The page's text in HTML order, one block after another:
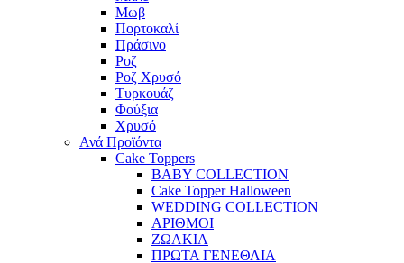
Μωβ
Πορτοκαλί
Πράσινο
Ροζ
Ροζ Χρυσό
Τυρκουάζ
Φούξια
Χρυσό
Ανά Προϊόντα
Cake Toppers
BABY COLLECTION
Cake Topper Halloween
WEDDING COLLECTION
ΑΡΙΘΜΟΙ
ΖΩΑΚΙΑ
ΠΡΩΤΑ ΓΕΝΕΘΛΙΑ